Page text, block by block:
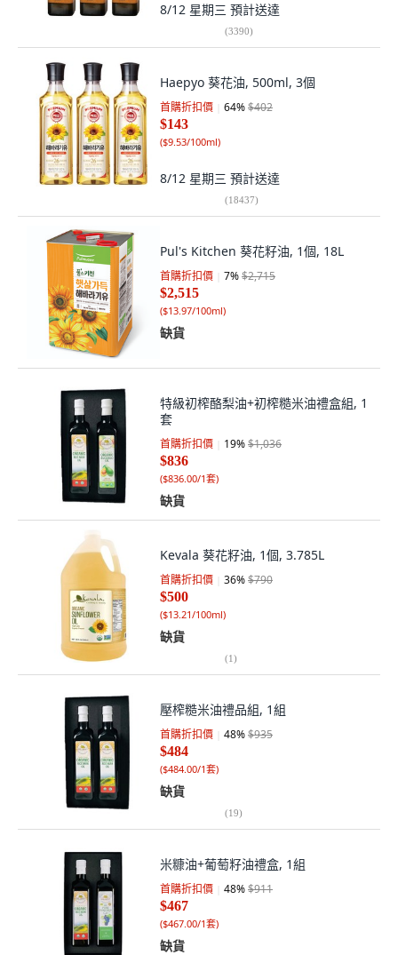
8/12 星期三 預計送達
(3390)
Haepyo 葵花油, 500ml, 3個
首購折扣價 64%$402
$143
($9.53/100ml)
8/12 星期三 預計送達
(18437)
Pul's Kitchen 葵花籽油, 1個, 18L
首購折扣價 7%$2,715
$2,515
($13.97/100ml)
缺貨
特級初榨酪梨油+初榨糙米油禮盒組, 1
套
首購折扣價 19%$1,036
$836
($836.00/1套)
缺貨
Kevala 葵花籽油, 1個, 3.785L
首購折扣價 36%$790
$500
($13.21/100ml)
缺貨
(1)
壓榨糙米油禮品組, 1組
首購折扣價 48%$935
$484
($484.00/1套)
缺貨
(19)
米糠油+葡萄籽油禮盒, 1組
首購折扣價 48%$911
$467
($467.00/1套)
缺貨